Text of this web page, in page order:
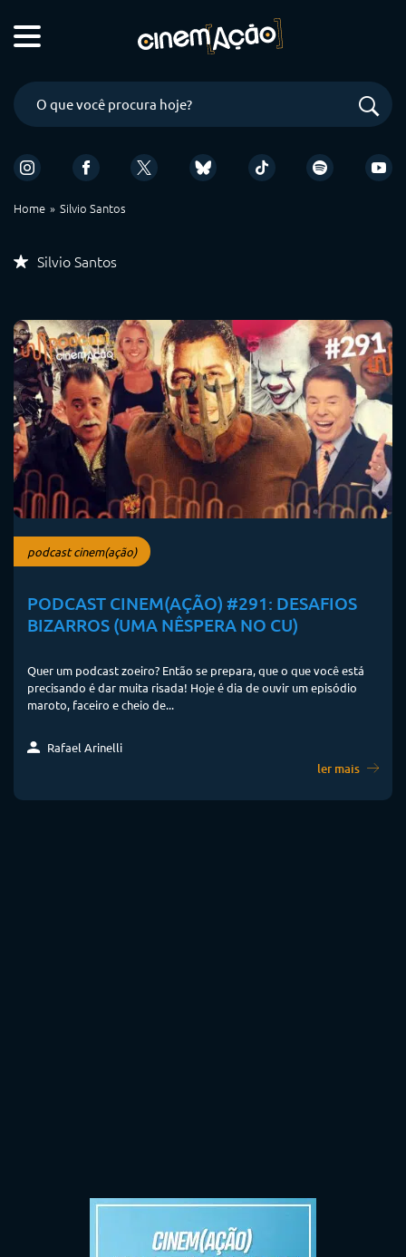
Home Silvio Santos
Silvio Santos
podcast cinem(ação)
PODCAST CINEM(AÇÃO) #291: DESAFIOS
BIZARROS (UMA NÊSPERA NO CU)
Quer um podcast zoeiro? Então se prepara, que o que você está
precisando é dar muita risada! Hoje é dia de ouvir um episódio
maroto, faceiro e cheio de...
Rafael Arinelli
ler mais